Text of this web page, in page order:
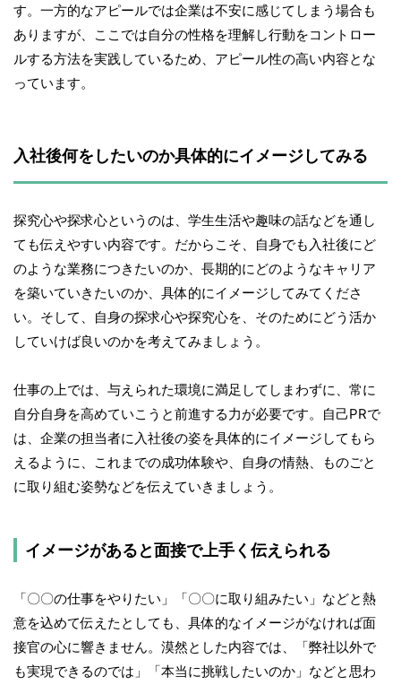
す。一方的なアピールでは企業は不安に感じてしまう場合も
ありますが、ここでは自分の性格を理解し行動をコントロー
ルする方法を実践しているため、アピール性の高い内容とな
っています。
入社後何をしたいのか具体的にイメージしてみる
探究心や探求心というのは、学生生活や趣味の話などを通し
ても伝えやすい内容です。だからこそ、自身でも入社後にど
のような業務につきたいのか、長期的にどのようなキャリア
を築いていきたいのか、具体的にイメージしてみてくださ
い。そして、自身の探求心や探究心を、そのためにどう活か
していけば良いのかを考えてみましょう。
仕事の上では、与えられた環境に満足してしまわずに、常に
自分自身を高めていこうと前進する力が必要です。自己PRで
は、企業の担当者に入社後の姿を具体的にイメージしてもら
えるように、これまでの成功体験や、自身の情熱、ものごと
に取り組む姿勢などを伝えていきましょう。
イメージがあると面接で上手く伝えられる
「〇〇の仕事をやりたい」「〇〇に取り組みたい」などと熱
意を込めて伝えたとしても、具体的なイメージがなければ面
接官の心に響きません。漠然とした内容では、「弊社以外で
も実現できるのでは」「本当に挑戦したいのか」などと思わ